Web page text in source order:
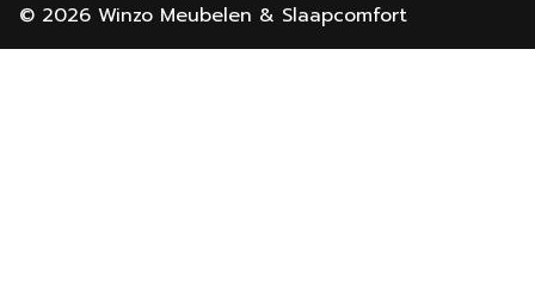
© 2026 Winzo Meubelen & Slaapcomfort